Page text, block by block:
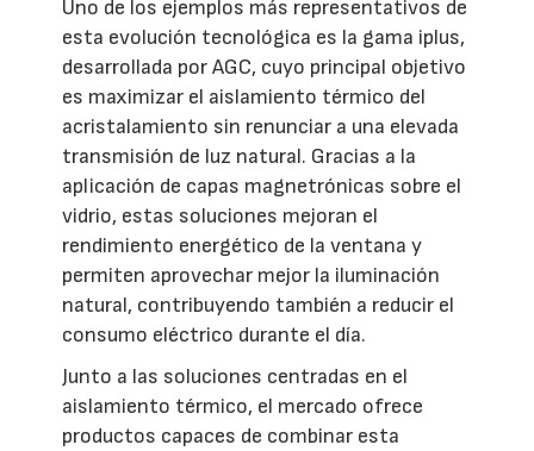
Uno de los ejemplos más representativos de
esta evolución tecnológica es la gama iplus,
desarrollada por AGC, cuyo principal objetivo
es maximizar el aislamiento térmico del
acristalamiento sin renunciar a una elevada
transmisión de luz natural. Gracias a la
aplicación de capas magnetrónicas sobre el
vidrio, estas soluciones mejoran el
rendimiento energético de la ventana y
permiten aprovechar mejor la iluminación
natural, contribuyendo también a reducir el
consumo eléctrico durante el día.
Junto a las soluciones centradas en el
aislamiento térmico, el mercado ofrece
productos capaces de combinar esta